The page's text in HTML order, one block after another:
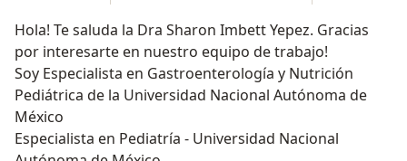
Hola! Te saluda la Dra Sharon Imbett Yepez. Gracias
por interesarte en nuestro equipo de trabajo!
Soy Especialista en Gastroenterología y Nutrición
Pediátrica de la Universidad Nacional Autónoma de
México
Especialista en Pediatría - Universidad Nacional